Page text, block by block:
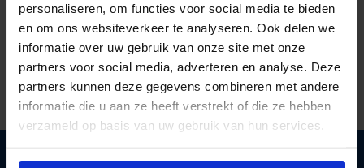
personaliseren, om functies voor social media te bieden
en om ons websiteverkeer te analyseren. Ook delen we
informatie over uw gebruik van onze site met onze
partners voor social media, adverteren en analyse. Deze
partners kunnen deze gegevens combineren met andere
informatie die u aan ze heeft verstrekt of die ze hebben
verzameld op basis van uw gebruik van hun services.
Al ruim40 jaar kennis in licht
Gratis verzendingvanaf €125 excl btw
Deskundig lichtadvies op maat